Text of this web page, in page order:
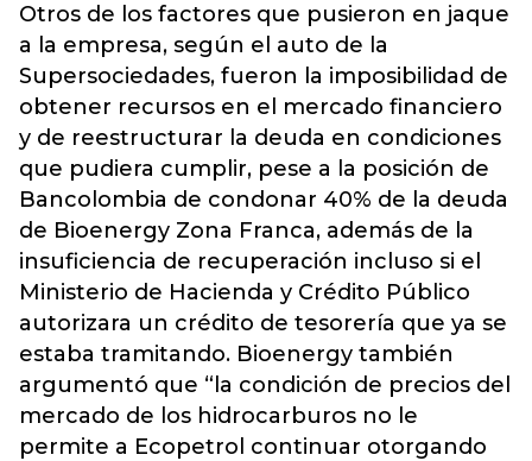
Otros de los factores que pusieron en jaque
a la empresa, según el auto de la
Supersociedades, fueron la imposibilidad de
obtener recursos en el mercado financiero
y de reestructurar la deuda en condiciones
que pudiera cumplir, pese a la posición de
Bancolombia de condonar 40% de la deuda
de Bioenergy Zona Franca, además de la
insuficiencia de recuperación incluso si el
Ministerio de Hacienda y Crédito Público
autorizara un crédito de tesorería que ya se
estaba tramitando. Bioenergy también
argumentó que “la condición de precios del
mercado de los hidrocarburos no le
permite a Ecopetrol continuar otorgando